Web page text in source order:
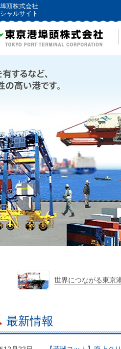
頭株式会社
ャルサイト
世界につながる東京
最新情報